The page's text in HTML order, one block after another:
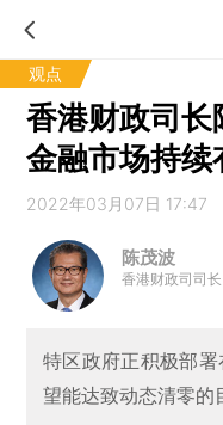
观点
香港财政司
金融市场持续
2022年03月07日 17:47
陈茂波
香港财政司司长
特区政府正积极部
望能达致动态清零的